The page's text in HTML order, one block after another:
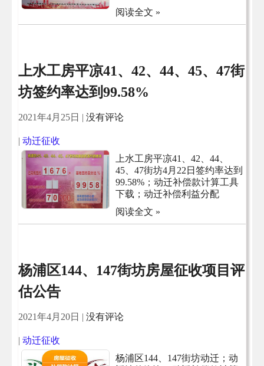
阅读全文 »
上水工房平凉41、42、44、45、47街
坊签约率达到99.58%
2021年4月25日 | 没有评论
| 动迁征收
上水工房平凉41、42、44、
45、47街坊4月22日签约率达到
99.58%；动迁补偿款计算工具
下载；动迁补偿利益分配
阅读全文 »
杨浦区144、147街坊房屋征收项目评
估公告
2021年4月20日 | 没有评论
| 动迁征收
杨浦区144、147街坊动迁；动